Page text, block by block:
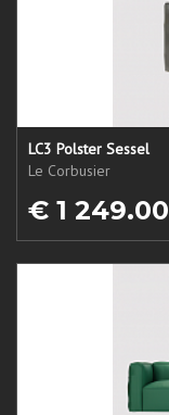
LC3 Polster Sessel
Le Corbusier
€ 1 249.00